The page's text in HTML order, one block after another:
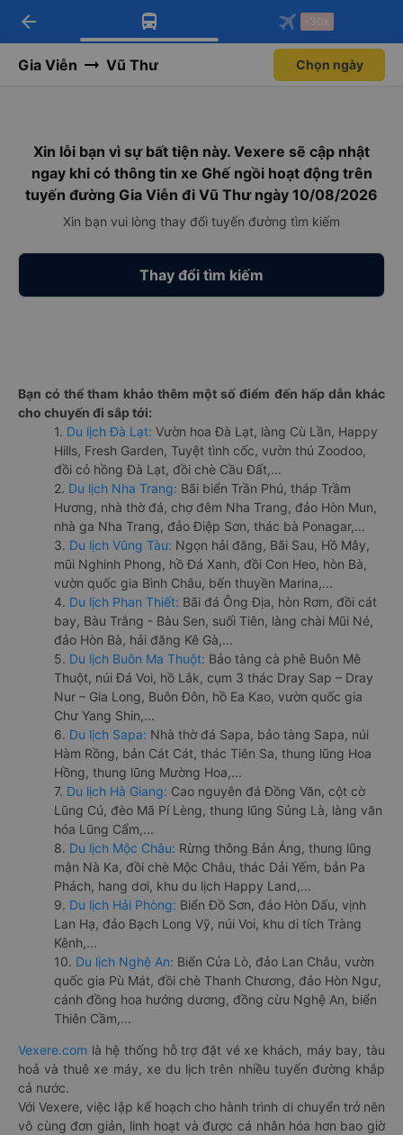
Tải app Vexere ngay!
Nhận ưu đãi thành viên độc
Mở app
Tải app Vexere
-30k/ghế khi đặt vé máy bay qua
Mở app
arrow_back -30k
Gia Viễn Vũ Thư Chọn ngày
Xin lỗi bạn vì sự bất tiện này. Vexere sẽ cập nhật
ngay khi có thông tin xe Ghế ngồi hoạt động trên
tuyến đường Gia Viễn đi Vũ Thư ngày 10/08/2026
Xin bạn vui lòng thay đổi tuyến đường tìm kiếm
Thay đổi tìm kiếm
Bạn có thể tham khảo thêm một số điểm đến hấp dẫn khác
cho chuyến đi sắp tới:
1. Du lịch Đà Lạt: Vườn hoa Đà Lạt, làng Cù Lần, Happy
Hills, Fresh Garden, Tuyệt tình cốc, vườn thú Zoodoo,
đồi cỏ hồng Đà Lạt, đồi chè Cầu Đất,...
2. Du lịch Nha Trang: Bãi biển Trần Phú, tháp Trầm
Hương, nhà thờ đá, chợ đêm Nha Trang, đảo Hòn Mun,
nhà ga Nha Trang, đảo Điệp Sơn, thác bà Ponagar,...
3. Du lịch Vũng Tàu: Ngọn hải đăng, Bãi Sau, Hồ Mây,
mũi Nghinh Phong, hồ Đá Xanh, đồi Con Heo, hòn Bà,
vườn quốc gia Bình Châu, bến thuyền Marina,...
4. Du lịch Phan Thiết: Bãi đá Ông Địa, hòn Rơm, đồi cát
bay, Bàu Trắng - Bàu Sen, suối Tiên, làng chài Mũi Né,
đảo Hòn Bà, hải đăng Kê Gà,...
5. Du lịch Buôn Ma Thuột: Bảo tàng cà phê Buôn Mê
Thuột, núi Đá Voi, hồ Lắk, cụm 3 thác Dray Sap – Dray
Nur – Gia Long, Buôn Đôn, hồ Ea Kao, vườn quốc gia
Chư Yang Shin,...
6. Du lịch Sapa: Nhà thờ đá Sapa, bảo tàng Sapa, núi
Hàm Rồng, bản Cát Cát, thác Tiên Sa, thung lũng Hoa
Hồng, thung lũng Mường Hoa,...
7. Du lịch Hà Giang: Cao nguyên đá Đồng Văn, cột cờ
Lũng Cú, đèo Mã Pí Lèng, thung lũng Sủng Là, làng văn
hóa Lũng Cẩm,...
8. Du lịch Mộc Châu: Rừng thông Bản Áng, thung lũng
mận Nà Ka, đồi chè Mộc Châu, thác Dải Yếm, bản Pa
Phách, hang dơi, khu du lịch Happy Land,...
9. Du lịch Hải Phòng: Biển Đồ Sơn, đảo Hòn Dấu, vịnh
Lan Hạ, đảo Bạch Long Vỹ, núi Voi, khu di tích Tràng
Kênh,...
10. Du lịch Nghệ An: Biển Cửa Lò, đảo Lan Châu, vườn
quốc gia Pù Mát, đồi chè Thanh Chương, đảo Hòn Ngư,
cánh đồng hoa hướng dương, đồng cừu Nghệ An, biển
Thiên Cầm,...
Vexere.com là hệ thống hỗ trợ đặt vé xe khách, máy bay, tàu
hoả và thuê xe máy, xe du lịch trên nhiều tuyến đường khắp
cả nước.
Với Vexere, việc lập kế hoạch cho hành trình di chuyển trở nên
vô cùng đơn giản, linh hoạt và được cá nhân hóa hơn bao giờ